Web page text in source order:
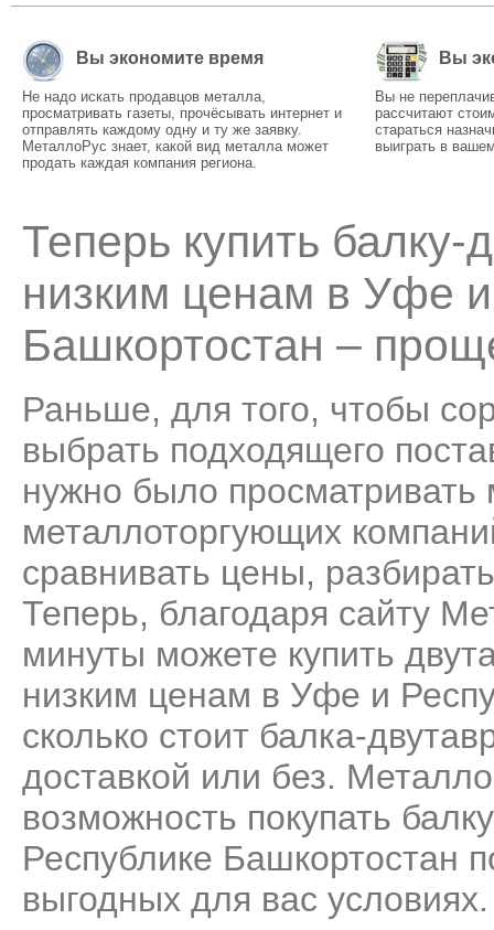
Вы экономите время
Не надо искать продавцов металла,
просматривать газеты, прочёсывать интернет и
отправлять каждому одну и ту же заявку.
МеталлоРус знает, какой вид металла может
продать каждая компания региона.
Вы
Вы не
рассчитают
стараться
выиграть в
Теперь купить
низким ценам в Уфе
Башкортостан –
Раньше, для того, чтобы
выбрать подходящего
нужно было
металлоторгующих
сравнивать цены,
Теперь, благодаря сайту
минуты можете купить
низким ценам в Уфе и
сколько стоит балка-
доставкой или без.
возможность покупать
Республике Башкортостан
выгодных для вас условиях.